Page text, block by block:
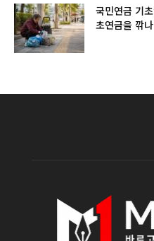
국민연금 기
초연금을 깎나